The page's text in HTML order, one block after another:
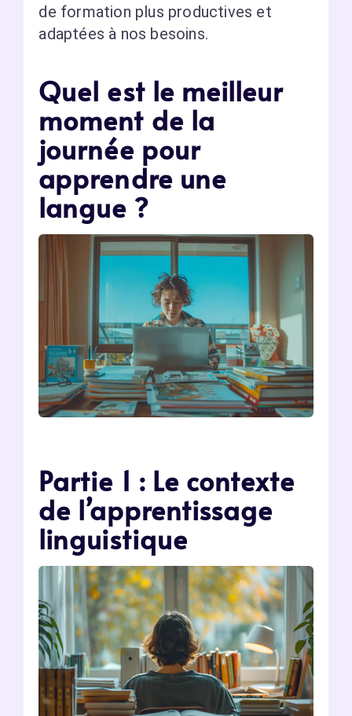
de formation plus productives et
adaptées à nos besoins.
Quel est le meilleur
moment de la
journée pour
apprendre une
langue ?
Partie 1 : Le contexte
de l’apprentissage
linguistique